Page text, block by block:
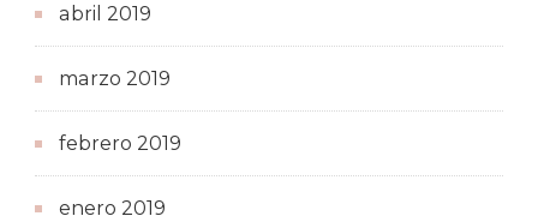
abril 2019
marzo 2019
febrero 2019
enero 2019